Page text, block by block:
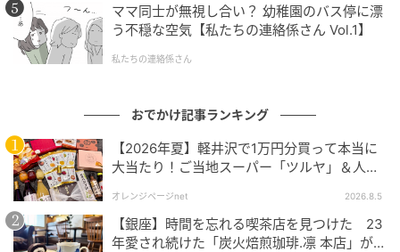
ママ同士が無視し合い？ 幼稚園のバス停に漂
う不穏な空気【私たちの連絡係さん Vol.1】
私たちの連絡係さん
おでかけ記事ランキング
【2026年夏】軽井沢で1万円分買って本当に
大当たり！ご当地スーパー「ツルヤ」＆人気
オレンジページnet 2026.8.5
【銀座】時間を忘れる喫茶店を見つけた 23
年愛され続けた「炭火焙煎珈琲.凛 本店」がも